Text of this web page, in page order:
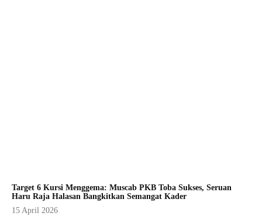
Target 6 Kursi Menggema: Muscab PKB Toba Sukses, Seruan
Haru Raja Halasan Bangkitkan Semangat Kader
15 April 2026